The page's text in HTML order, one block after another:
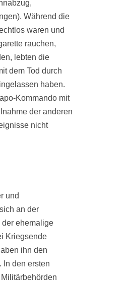
Während die
waren und
rauchen,
lebten die
dem Tod durch
haben.
Kommando mit
der anderen
nicht
und
an der
der ehemalige
Kriegsende
ihn den
In den ersten